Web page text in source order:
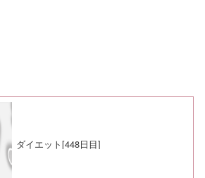
ダイエット[448日目]